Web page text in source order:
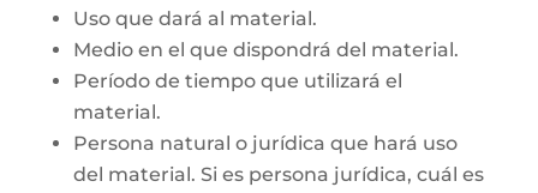
Uso que dará al material.
Medio en el que dispondrá del material.
Período de tiempo que utilizará el
material.
Persona natural o jurídica que hará uso
del material. Si es persona jurídica, cuál es